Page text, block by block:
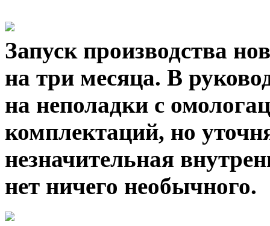
Запуск производства
на три месяца. В
на неполадки с
комплектаций, но
незначительная
нет ничего необычного.